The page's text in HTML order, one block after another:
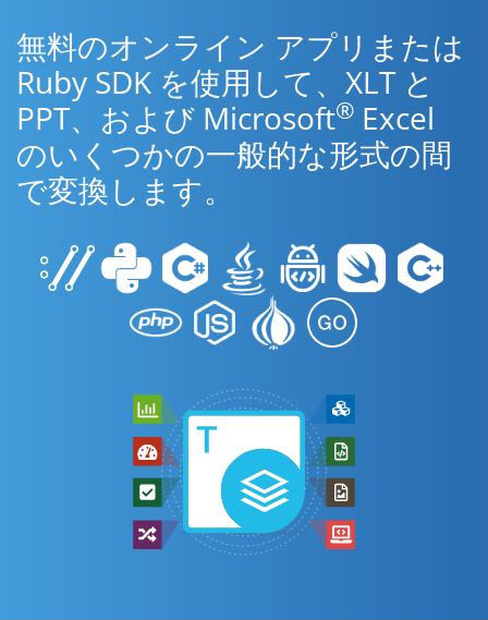
無料のオンライン アプリまたは
Ruby SDK を使用して、XLT と
PPT、および Microsoft® Excel
のいくつかの一般的な形式の間
で変換します。